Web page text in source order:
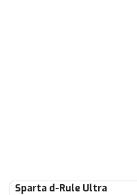
Sparta d-Rule Ultra